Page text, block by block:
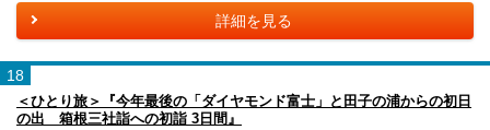
詳細を見る
18
＜ひとり旅＞『今年最後の「ダイヤモンド富士」と田子の浦からの初日
の出 箱根三社詣への初詣 3日間』